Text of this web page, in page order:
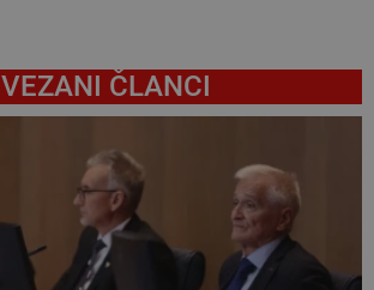
VEZANI ČLANCI